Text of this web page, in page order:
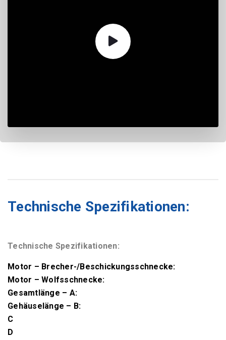
Technische Spezifikationen:
Technische Spezifikationen:
Motor – Brecher-/Beschickungsschnecke:
Motor – Wolfsschnecke:
Gesamtlänge – A:
Gehäuselänge – B:
C
D